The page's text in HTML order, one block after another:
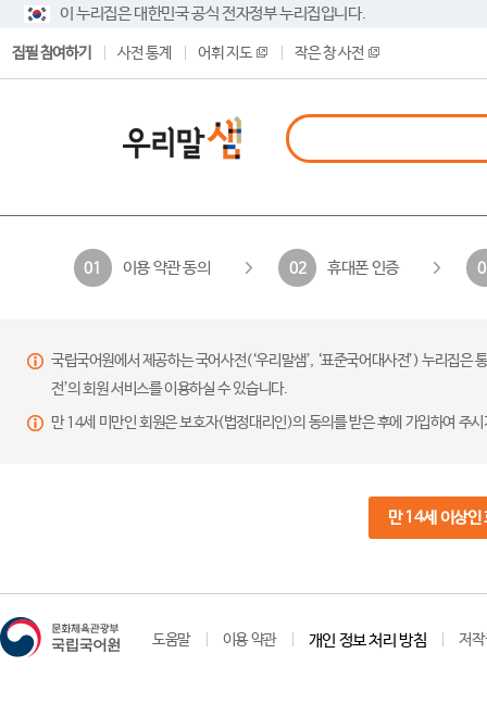
이 누리집은 대한민국 공식 전자정부 누리집입니다.
집필 참여하기 사전 통계 어휘 지도 작은 창 사전
01 이용 약관 동의 02 휴대폰 인증
국립국어원에서 제공하는 국어사전(‘우리말샘’, ‘표준국어대사전’) 누리집
전’의 회원 서비스를 이용하실 수 있습니다.
만 14세 미만인 회원은 보호자(법정대리인)의 동의를 받은 후에 가입하여 주
만 14세 이상인
도움말 이용 약관 개인 정보 처리 방침 저